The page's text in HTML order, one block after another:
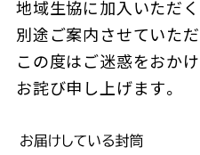
地域生協に加入いただ
別途ご案内させていただ
この度はご迷惑をおか
お詫び申し上げます。